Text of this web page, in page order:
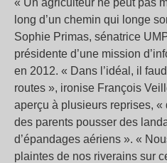
long d’un chemin qui longe
Sophie Primas, sénatrice
présidente d’une mission
en 2012. « Dans l’idéal, il
routes », ironise François
aperçu à plusieurs reprises,
des parents pousser des
d’épandages aériens ». «
plaintes de nos riverains sur